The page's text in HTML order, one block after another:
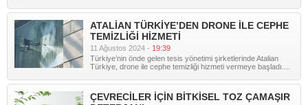
ATALİAN TÜRKİYE’DEN DRONE İLE CEPHE
TEMİZLİĞİ HİZMETİ
11 Ağustos 2024 - 19:39
Türkiye’nin önde gelen tesis yönetimi şirketlerinde Atalian
Türkiye, drone ile cephe temizliği hizmeti vermeye başladı....
ÇEVRECİLER İÇİN BİTKİSEL TOZ ÇAMAŞIR